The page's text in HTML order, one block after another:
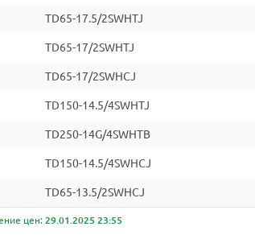
TD65-17.5/2SWHTJ
TD65-17/2SWHTJ
TD65-17/2SWHCJ
TD150-14.5/4SWHTJ
TD250-14G/4SWHTB
TD150-14.5/4SWHCJ
TD65-13.5/2SWHCJ
цен: 29.01.2025 23:55